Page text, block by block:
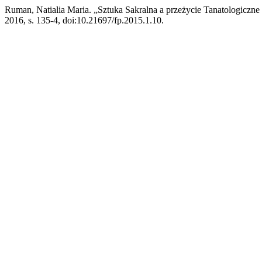
Ruman, Natialia Maria. „Sztuka Sakralna a przeżycie
2016, s. 135-4, doi:10.21697/fp.2015.1.10.